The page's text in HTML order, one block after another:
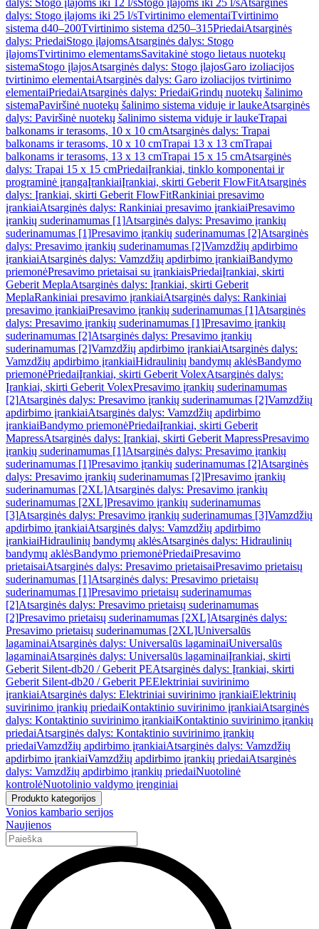
dalys: Stogo įlajoms iki 12 l/sStogo įlajoms iki 25 l/sAtsarginės
dalys: Stogo įlajoms iki 25 l/sTvirtinimo elementaiTvirtinimo
sistema d40–200Tvirtinimo sistema d250–315PriedaiAtsarginės
dalys: PriedaiStogo įlajomsAtsarginės dalys: Stogo
įlajomsTvirtinimo elementamsSavitakinė stogo lietaus nuotekų
sistemaStogo įlajosAtsarginės dalys: Stogo įlajosGaro izoliacijos
tvirtinimo elementaiAtsarginės dalys: Garo izoliacijos tvirtinimo
elementaiPriedaiAtsarginės dalys: PriedaiGrindų nuotekų šalinimo
sistemaPaviršinė nuotekų šalinimo sistema viduje ir laukeAtsarginės
dalys: Paviršinė nuotekų šalinimo sistema viduje ir laukeTrapai
balkonams ir terasoms, 10 x 10 cmAtsarginės dalys: Trapai
balkonams ir terasoms, 10 x 10 cmTrapai 13 x 13 cmTrapai
balkonams ir terasoms, 13 x 13 cmTrapai 15 x 15 cmAtsarginės
dalys: Trapai 15 x 15 cmPriedaiĮrankiai, tinklo komponentai ir
programinė įrangaĮrankiaiĮrankiai, skirti Geberit FlowFitAtsarginės
dalys: Įrankiai, skirti Geberit FlowFitRankiniai presavimo
įrankiaiAtsarginės dalys: Rankiniai presavimo įrankiaiPresavimo
įrankių suderinamumas [1]Atsarginės dalys: Presavimo įrankių
suderinamumas [1]Presavimo įrankių suderinamumas [2]Atsarginės
dalys: Presavimo įrankių suderinamumas [2]Vamzdžių apdirbimo
įrankiaiAtsarginės dalys: Vamzdžių apdirbimo įrankiaiBandymo
priemonėPresavimo prietaisai su įrankiaisPriedaiĮrankiai, skirti
Geberit MeplaAtsarginės dalys: Įrankiai, skirti Geberit
MeplaRankiniai presavimo įrankiaiAtsarginės dalys: Rankiniai
presavimo įrankiaiPresavimo įrankių suderinamumas [1]Atsarginės
dalys: Presavimo įrankių suderinamumas [1]Presavimo įrankių
suderinamumas [2]Atsarginės dalys: Presavimo įrankių
suderinamumas [2]Vamzdžių apdirbimo įrankiaiAtsarginės dalys:
Vamzdžių apdirbimo įrankiaiHidraulinių bandymų aklėsBandymo
priemonėPriedaiĮrankiai, skirti Geberit VolexAtsarginės dalys:
Įrankiai, skirti Geberit VolexPresavimo įrankių suderinamumas
[2]Atsarginės dalys: Presavimo įrankių suderinamumas [2]Vamzdžių
apdirbimo įrankiaiAtsarginės dalys: Vamzdžių apdirbimo
įrankiaiBandymo priemonėPriedaiĮrankiai, skirti Geberit
MapressAtsarginės dalys: Įrankiai, skirti Geberit MapressPresavimo
įrankių suderinamumas [1]Atsarginės dalys: Presavimo įrankių
suderinamumas [1]Presavimo įrankių suderinamumas [2]Atsarginės
dalys: Presavimo įrankių suderinamumas [2]Presavimo įrankių
suderinamumas [2XL]Atsarginės dalys: Presavimo įrankių
suderinamumas [2XL]Presavimo įrankių suderinamumas
[3]Atsarginės dalys: Presavimo įrankių suderinamumas [3]Vamzdžių
apdirbimo įrankiaiAtsarginės dalys: Vamzdžių apdirbimo
įrankiaiHidraulinių bandymų aklėsAtsarginės dalys: Hidraulinių
bandymų aklėsBandymo priemonėPriedaiPresavimo
prietaisaiAtsarginės dalys: Presavimo prietaisaiPresavimo prietaisų
suderinamumas [1]Atsarginės dalys: Presavimo prietaisų
suderinamumas [1]Presavimo prietaisų suderinamumas
[2]Atsarginės dalys: Presavimo prietaisų suderinamumas
[2]Presavimo prietaisų suderinamumas [2XL]Atsarginės dalys:
Presavimo prietaisų suderinamumas [2XL]Universalūs
lagaminaiAtsarginės dalys: Universalūs lagaminaiUniversalūs
lagaminaiAtsarginės dalys: Universalūs lagaminaiĮrankiai, skirti
Geberit Silent-db20 / Geberit PEAtsarginės dalys: Įrankiai, skirti
Geberit Silent-db20 / Geberit PEElektriniai suvirinimo
įrankiaiAtsarginės dalys: Elektriniai suvirinimo įrankiaiElektrinių
suvirinimo įrankių priedaiKontaktinio suvirinimo įrankiaiAtsarginės
dalys: Kontaktinio suvirinimo įrankiaiKontaktinio suvirinimo įrankių
priedaiAtsarginės dalys: Kontaktinio suvirinimo įrankių
priedaiVamzdžių apdirbimo įrankiaiAtsarginės dalys: Vamzdžių
apdirbimo įrankiaiVamzdžių apdirbimo įrankių priedaiAtsarginės
dalys: Vamzdžių apdirbimo įrankių priedaiNuotolinė
kontrolėNuotolinio valdymo įrenginiai
Produkto kategorijos
Vonios kambario serijos
Naujienos